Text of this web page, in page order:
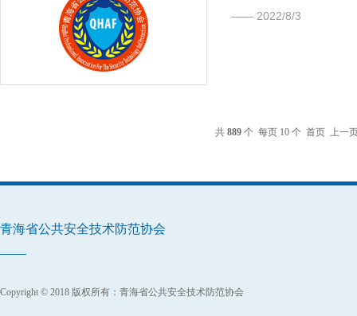
—— 2022/8/3
共 889个 每页 10 个 首页 上一
青海省公共安全技术防范协会
Copyright © 2018 版权所有：青海省公共安全技术防范协会